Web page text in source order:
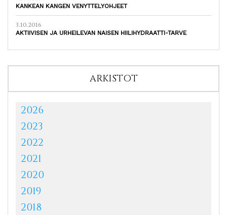
KANKEAN KANGEN VENYTTELYOHJEET
3.10.2016
AKTIIVISEN JA URHEILEVAN NAISEN HIILIHYDRAATTI-TARVE
ARKISTOT
2026
2023
2022
2021
2020
2019
2018